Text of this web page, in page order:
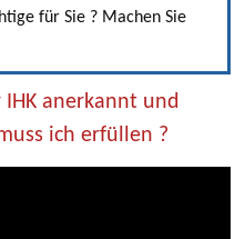
für Sie ? Machen Sie
anerkannt und
ich erfüllen ?